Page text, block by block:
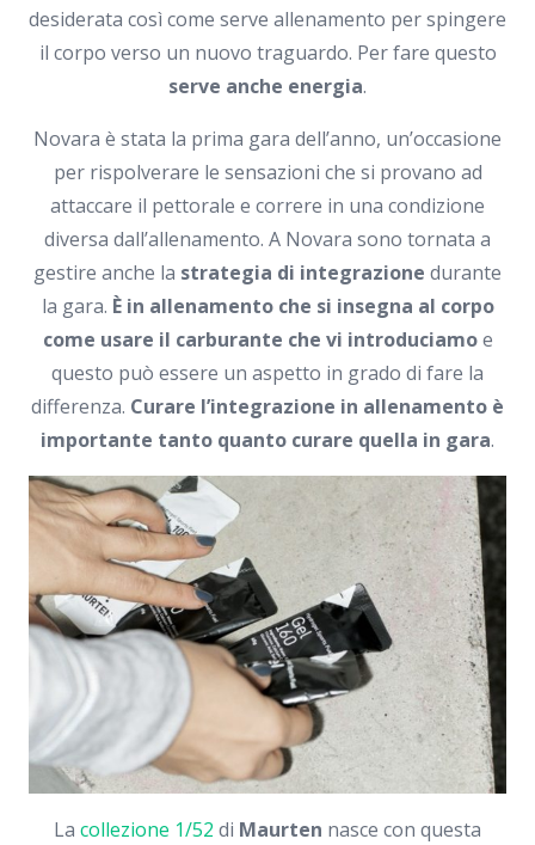
desiderata così come serve allenamento per spingere
il corpo verso un nuovo traguardo. Per fare questo
serve anche energia.
Novara è stata la prima gara dell’anno, un’occasione
per rispolverare le sensazioni che si provano ad
attaccare il pettorale e correre in una condizione
diversa dall’allenamento. A Novara sono tornata a
gestire anche la strategia di integrazione durante
la gara. È in allenamento che si insegna al corpo
come usare il carburante che vi introduciamoe
questo può essere un aspetto in grado di fare la
differenza. Curare l’integrazione in allenamento è
importante tanto quanto curare quella in gara.
La collezione 1/52 di Maurten nasce con questa